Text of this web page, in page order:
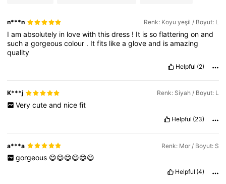
n***n Renk: Koyu yeşil / Boyut: L
Iamabsolutely in lovewiththisdress ! It issoflatteringonand
suchagorgeouscolour . Itfits likeagloveand isamazing
quality
Helpful (2)
K***j Renk: Siyah / Boyut: L
Very cute and nice fit
Helpful (23)
a***a Renk: Mor / Boyut: S
gorgeous 😄😄😄😄😄😄
Helpful (4)